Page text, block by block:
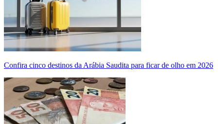
Confira cinco destinos da Arábia Saudita para ficar de olho em 2026